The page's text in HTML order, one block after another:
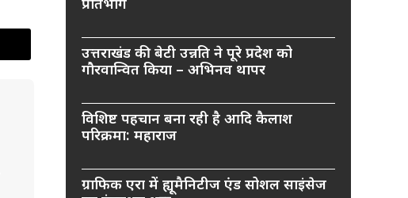
प्रतिभाग
उत्तराखंड की बेटी उन्नति ने पूरे प्रदेश को
गौरवान्वित किया – अभिनव थापर
विशिष्ट पहचान बना रही है आदि कैलाश
परिक्रमा: महाराज
ग्राफिक एरा में ह्यूमैनिटीज एंड सोशल साइंसेज